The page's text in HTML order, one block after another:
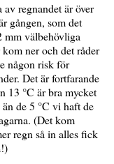
av regnandet är över
gången, som det
mm välbehövliga
ner och det råder
någon risk för
Det är fortfarande
13 °C är bra mycket
de 5 °C vi haft de
(Det kom
regn så in alles fick